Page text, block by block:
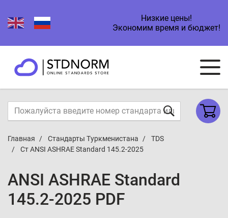
Низкие цены!
Экономим время и бюджет!
Главная Стандарты Туркменистана
TDS
Ст ANSI ASHRAE Standard 145.2-2025
ANSI ASHRAE Standard
145.2-2025 PDF